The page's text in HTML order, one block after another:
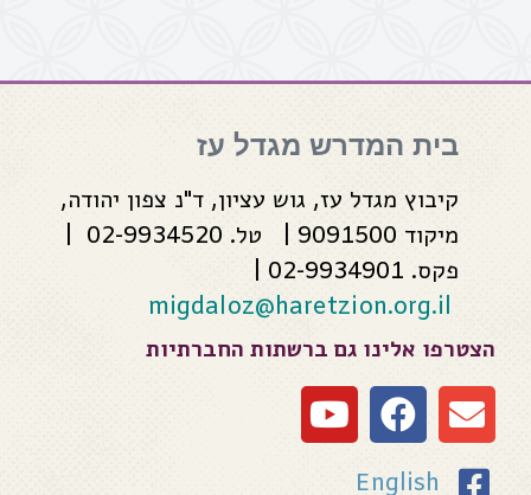
בית המדרש מגדל עז
קיבוץ מגדל עז, גוש עציון, ד"נ צפון יהודה,
מיקוד 9091500 | טל. 02-9934520 |
פקס. 02-9934901 |
migdaloz@haretzion.org.il
הצטרפו אלינו גם ברשתות החברתיות
English